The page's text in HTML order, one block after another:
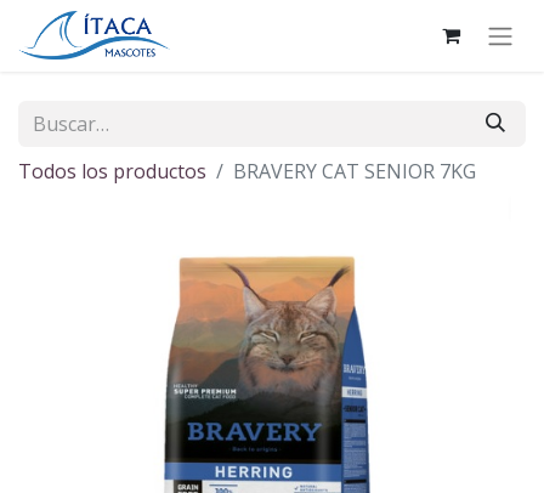
Todos los productos BRAVERY CAT SENIOR 7KG